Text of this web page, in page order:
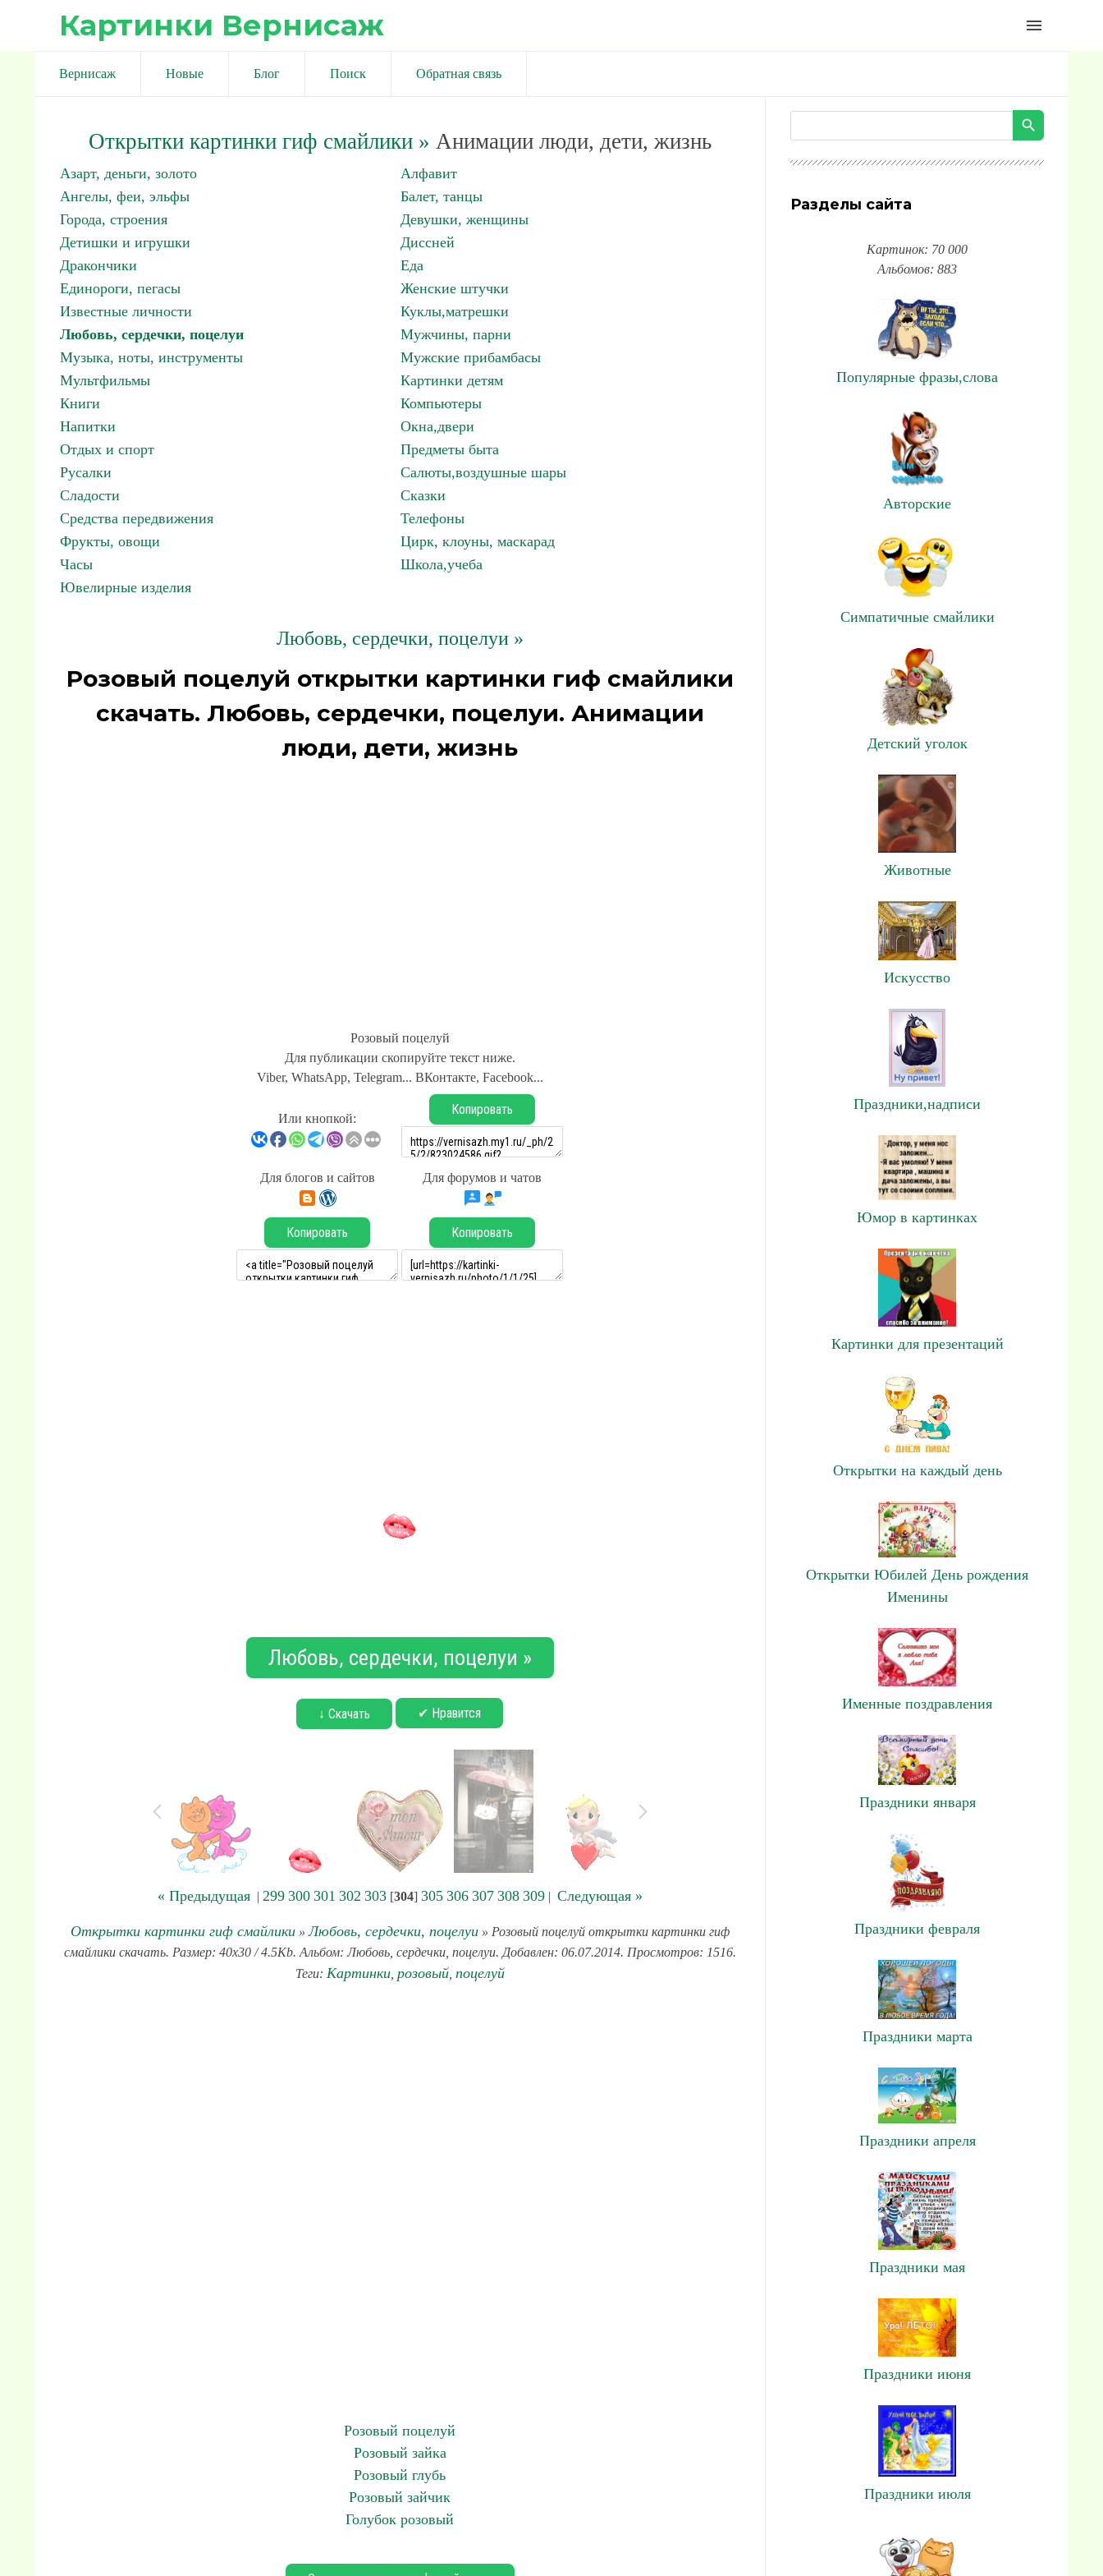
Картинки Вернисаж menu
Вернисаж Новые Блог Поиск Обратная связь
Открытки картинки гиф смайлики» Анимации люди, дети, жизнь
Азарт, деньги, золото
Алфавит
Ангелы, феи, эльфы
Балет, танцы
Города, строения
Девушки, женщины
Детишки и игрушки
Диссней
Дракончики
Еда
Единороги, пегасы
Женские штучки
Известные личности
Куклы,матрешки
Любовь, сердечки, поцелуи
Мужчины, парни
Музыка, ноты, инструменты
Мужские прибамбасы
Мультфильмы
Картинки детям
Книги
Компьютеры
Напитки
Окна,двери
Отдых и спорт
Предметы быта
Русалки
Салюты,воздушные шары
Сладости
Сказки
Средства передвижения
Телефоны
Фрукты, овощи
Цирк, клоуны, маскарад
Часы
Школа,учеба
Ювелирные изделия
Любовь, сердечки, поцелуи »
Розовый поцелуй открытки картинки гиф смайлики
скачать. Любовь, сердечки, поцелуи. Анимации
люди, дети, жизнь
Розовый поцелуй
Для публикации скопируйте текст ниже.
Viber, WhatsApp, Telegram... ВКонтакте, Facebook...
Или кнопкой:
Копировать
Для блогов и сайтов Для форумов и чатов
Копировать Копировать
Любовь, сердечки, поцелуи »
↓ Скачать ✔ Нравится
« Предыдущая| 299 300 301 302 303[304] 305 306 307 308 309| Следующая »
Открытки картинки гиф смайлики»Любовь, сердечки, поцелуи» Розовый поцелуй открытки картинки гиф
смайлики скачать. Размер: 40x30 / 4.5Kb. Альбом: Любовь, сердечки, поцелуи. Добавлен: 06.07.2014. Просмотров: 1516.
Теги: Картинки, розовый, поцелуй
Розовый поцелуй
Розовый зайка
Розовый глубь
Розовый зайчик
Голубок розовый
Разделы сайта
Картинок: 70 000
Альбомов: 883
Популярные фразы,слова
Авторские
Симпатичные смайлики
Детский уголок
Животные
Искусство
Праздники,надписи
Юмор в картинках
Картинки для презентаций
Открытки на каждый день
Открытки Юбилей День рождения
Именины
Именные поздравления
Праздники января
Праздники февраля
Праздники марта
Праздники апреля
Праздники мая
Праздники июня
Праздники июля